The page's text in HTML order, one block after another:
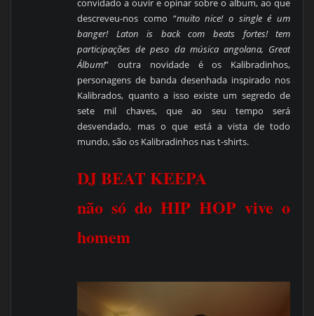
convidado a ouvir e opinar sobre o album, ao que
descreveu-nos como “muito nice! o single é um
banger! Laton is back com beats fortes! tem
participações de peso da música angolana, Great
Álbum!” outra novidade é os Kalibradinhos,
personagens de banda desenhada inspirado nos
Kalibrados, quanto a isso existe um segredo de
sete mil chaves, que ao seu tempo será
desvendado, mas o que está a vista de todo
mundo, são os Kalibradinhos nas t-shirts.
DJ BEAT KEEPA
não só do HIP HOP vive o
homem